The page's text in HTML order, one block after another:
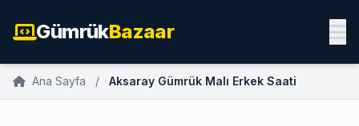
GümrükBazaar
Ana Sayfa / Aksaray Gümrük Malı Erkek Saati